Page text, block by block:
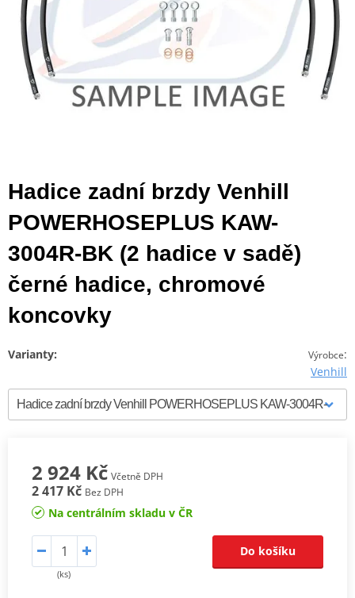
Hadice zadní brzdy Venhill
POWERHOSEPLUS KAW-
3004R-BK (2 hadice v sadě)
černé hadice, chromové
koncovky
Výrobce:
Venhill
Varianty:
2 924 Kč Včetně DPH
2 417 Kč Bez DPH
Na centrálním skladu v ČR
(ks)
Do košíku